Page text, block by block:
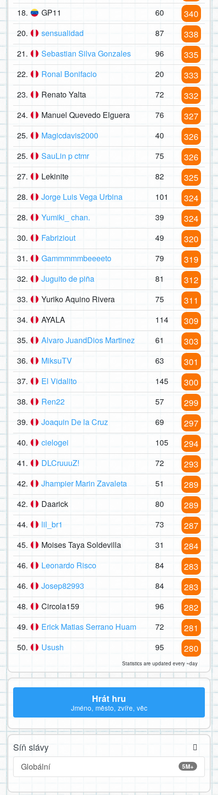
18. GP11 60 340
20. sensualidad 87 338
21. Sebastian Silva Gonzales 96 335
22. Ronal Bonifacio 20 333
23. Renato Yalta 72 332
24. Manuel Quevedo Elguera 76 327
25. Magicdavis2000 40 326
25. SauLin p ctmr 75 326
27. Lekinite 82 325
28. Jorge Luis Vega Urbina 101 324
28. Yumiki_ chan. 39 324
30. Fabriziout 49 320
31. Gammmmmbeeeeto 79 319
32. Juguito de piña 81 312
33. Yuriko Aquino Rivera 75 311
34. AYALA 114 309
35. Alvaro JuandDios Martinez 61 303
36. MiksuTV 63 301
37. El Vidalito 145 300
38. Ren22 57 299
39. Joaquin De la Cruz 69 297
40. cielogei 105 294
41. DLCruuuZ! 72 293
42. Jhampier Marin Zavaleta 51 289
42. Daarick 80 289
44. lil_br1 73 287
45. Moises Taya Soldevilla 31 284
46. Leonardo Risco 84 283
46. Josep82993 84 283
48. Circola159 96 282
49. Erick Matias Serrano Huam 72 281
50. Usush 95 280
Statistics are updated every ~day
Hrát hru
Jméno, město, zvíře, věc
Síň slávy
5M+
Globální